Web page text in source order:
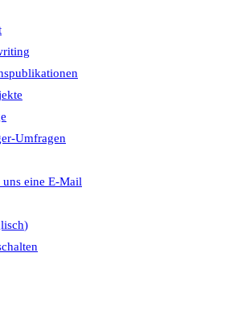
Umfragen
uns eine E-Mail
)